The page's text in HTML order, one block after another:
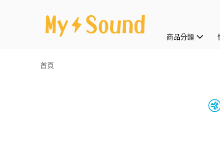
商品分類
首頁